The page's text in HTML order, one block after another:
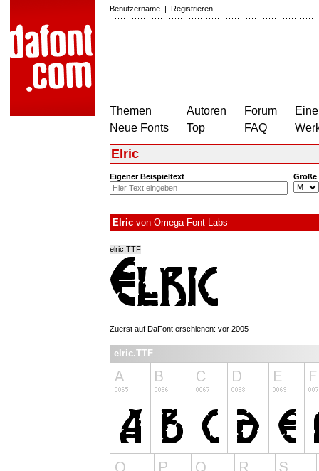
Benutzername | Registrieren
Themen
Neue Fonts
Autoren
Top
Forum
FAQ
Elric
Eigener Beispieltext Größe
Elric von Omega Font Labs
elric.TTF
Zuerst auf DaFont erschienen: vor 2005
elric.TTF